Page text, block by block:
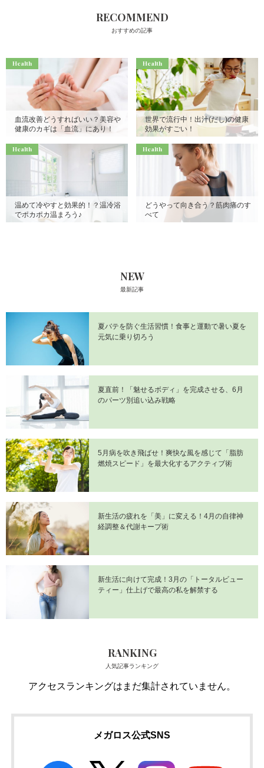
RECOMMEND
おすすめの記事
Health
血流改善どうすればいい？美容や
健康のカギは「血流」にあり！
Health
世界で流行中！出汁(だし)の健康
効果がすごい！
Health
温めて冷やすと効果的！？温冷浴
でポカポカ温まろう♪
Health
どうやって向き合う？筋肉痛のす
べて
NEW
最新記事
夏バテを防ぐ生活習慣！食事と運動で暑い夏を
元気に乗り切ろう
夏直前！「魅せるボディ」を完成させる、6月
のパーツ別追い込み戦略
5月病を吹き飛ばせ！爽快な風を感じて「脂肪
燃焼スピード」を最大化するアクティブ術
新生活の疲れを「美」に変える！4月の自律神
経調整＆代謝キープ術
新生活に向けて完成！3月の「トータルビュー
ティー」仕上げで最高の私を解禁する
RANKING
人気記事ランキング
アクセスランキングはまだ集計されていません。
メガロス公式SNS